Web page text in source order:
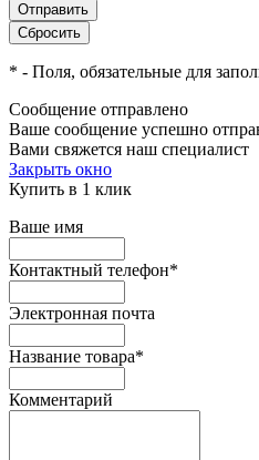
* - Поля, обязательные для
Сообщение отправлено
Ваше сообщение успешно
Вами свяжется наш специалист
Закрыть окно
Купить в 1 клик
Ваше имя
Контактный телефон*
Электронная почта
Название товара*
Комментарий